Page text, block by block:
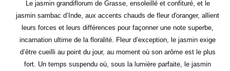
Le jasmin grandiflorum de Grasse, ensoleillé et confituré, et le
jasmin sambac d’Inde, aux accents chauds de fleur d'oranger, allient
leurs forces et leurs différences pour façonner une note superbe,
incarnation ultime de la floralité. Fleur d’exception, le jasmin exige
d’être cueilli au point du jour, au moment où son arôme est le plus
fort. Un temps suspendu où, sous la lumière parfaite, le jasmin